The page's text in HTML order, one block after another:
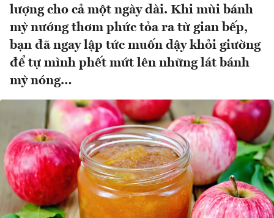
lượng cho cả một ngày dài. Khi mùi bánh
mỳ nướng thơm phức tỏa ra từ gian bếp,
bạn đã ngay lập tức muốn dậy khỏi giường
để tự mình phết mứt lên những lát bánh
mỳ nóng…